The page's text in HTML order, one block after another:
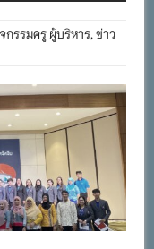
เข้าพรรษา
สริมสร้างวินัยและ
ถนน
กรรมครู ผู้บริหาร,ข่าว